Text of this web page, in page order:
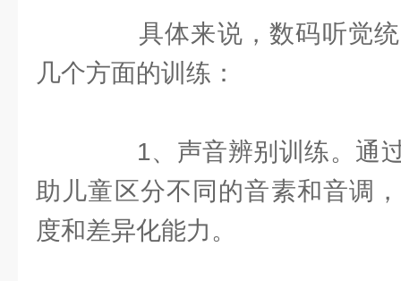
具体来说，数码听觉统
几个方面的训练：
1、声音辨别训练。通过
助儿童区分不同的音素和音调
度和差异化能力。